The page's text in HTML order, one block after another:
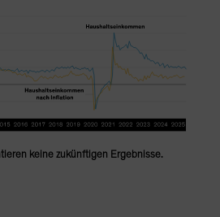
keine zukünftigen Ergebnisse.